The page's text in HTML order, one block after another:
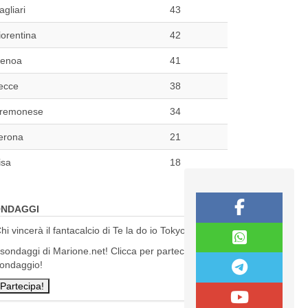
43
42
41
38
34
21
18
vincerà il fantacalcio di Te la do io Tokyo?
di Marione.net! Clicca per partecipare al